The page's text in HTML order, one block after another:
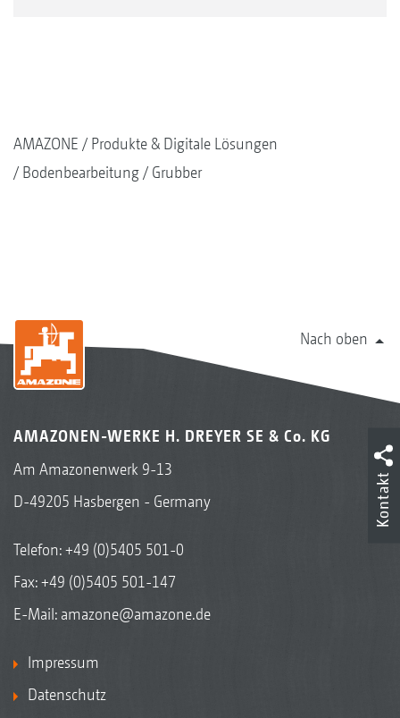
AMAZONE
Produkte & Digitale Lösungen
Bodenbearbeitung
Grubber
Nach oben
AMAZONEN-WERKE H. DREYER SE & Co. KG
Am Amazonenwerk 9-13
D-49205 Hasbergen - Germany
Telefon:+49 (0)5405 501-0
Fax: +49 (0)5405 501-147
E-Mail: amazone@amazone.de
Impressum
Datenschutz
Kontakt